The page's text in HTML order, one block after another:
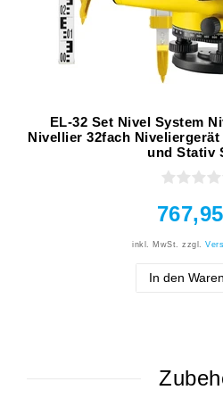
EL-32 Set Nivel System
Nivellier 32fach
und Stativ
inkl. MwSt. zzgl.
In den